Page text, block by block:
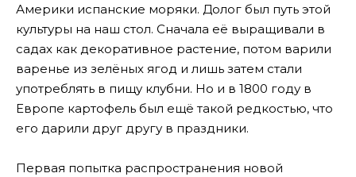
Америки испанские моряки. Долог был путь этой
культуры на наш стол. Сначала её выращивали в
садах как декоративное растение, потом варили
варенье из зелёных ягод и лишь затем стали
употреблять в пищу клубни. Но и в 1800 году в
Европе картофель был ещё такой редкостью, что
его дарили друг другу в праздники.
Первая попытка распространения новой